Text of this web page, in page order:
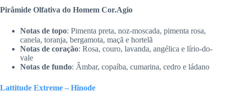
Pirâmide Olfativa do Homem Cor.Agio
Notas de topo: Pimenta preta, noz-moscada, pimenta rosa,
canela, toranja, bergamota, maçã e hortelã
Notas de coração: Rosa, couro, lavanda, angélica e lírio-do-
vale
Notas de fundo: Âmbar, copaíba, cumarina, cedro e ládano
Lattitude Extreme – Hinode